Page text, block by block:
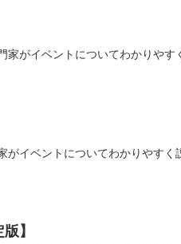
がイベントについてわかりや
イベントについてわかりやす
】